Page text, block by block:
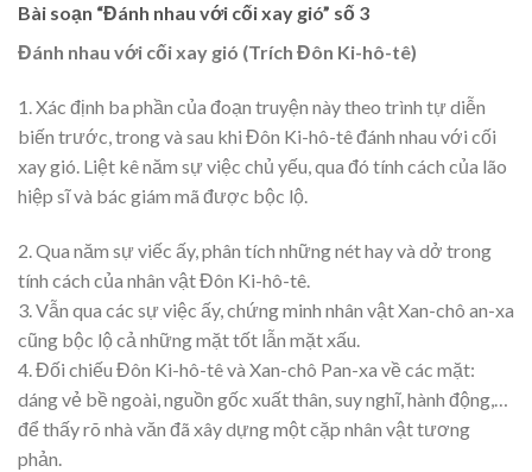
Bài soạn “Đánh nhau với cối xay gió” số 3
Đánh nhau với cối xay gió (Trích Đôn Ki-hô-tê)
1. Xác định ba phần của đoạn truyện này theo trình tự diễn
biến trước, trong và sau khi Đôn Ki-hô-tê đánh nhau với cối
xay gió. Liệt kê năm sự việc chủ yếu, qua đó tính cách của lão
hiệp sĩ và bác giám mã được bộc lộ.
2. Qua năm sự viếc ấy, phân tích những nét hay và dở trong
tính cách của nhân vật Đôn Ki-hô-tê.
3. Vẫn qua các sự việc ấy, chứng minh nhân vật Xan-chô an-xa
cũng bộc lộ cả những mặt tốt lẫn mặt xấu.
4. Đối chiếu Đôn Ki-hô-tê và Xan-chô Pan-xa về các mặt:
dáng vẻ bề ngoài, nguồn gốc xuất thân, suy nghĩ, hành động,…
để thấy rõ nhà văn đã xây dựng một cặp nhân vật tương
phản.